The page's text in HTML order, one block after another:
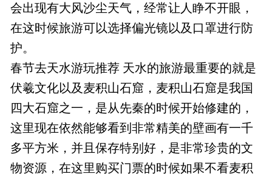
会出现有大风沙尘天气，经常让人睁不开眼，
在这时候旅游可以选择偏光镜以及口罩进行防
护。
春节去天水游玩推荐 天水的旅游最重要的就是
伏羲文化以及麦积山石窟，麦积山石窟是我国
四大石窟之一，是从先秦的时候开始修建的，
这里现在依然能够看到非常精美的壁画有一千
多平方米，并且保存特别好，是非常珍贵的文
物资源，在这里购买门票的时候如果不看麦积